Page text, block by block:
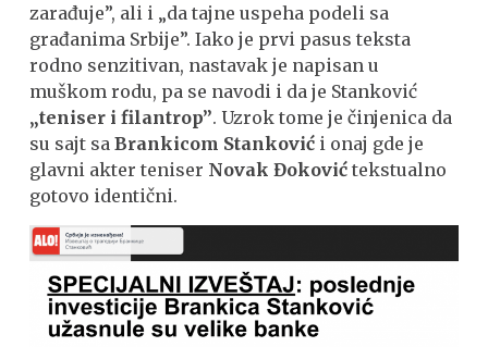
zarađuje”, ali i „da tajne uspeha podeli sa
građanima Srbije”. Iako je prvi pasus teksta
rodno senzitivan, nastavak je napisan u
muškom rodu, pa se navodi i da je Stanković
„teniser i filantrop”. Uzrok tome je činjenica da
su sajt saBrankicom Stanković i onaj gde je
glavni akter teniser Novak Đoković tekstualno
gotovo identični.